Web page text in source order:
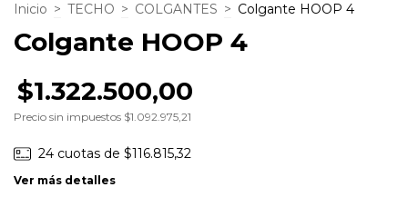
Inicio > TECHO > COLGANTES > Colgante HOOP 4
Colgante HOOP 4
$1.322.500,00
Precio sin impuestos $1.092.975,21
24 cuotas de $116.815,32
Ver más detalles